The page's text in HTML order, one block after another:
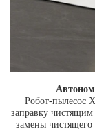
Робот-пылесос
заправку чистящим
замены чистящего